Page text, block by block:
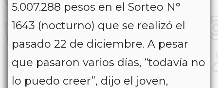
5.007.288 pesos en el Sorteo N°
1643 (nocturno) que se realizó el
pasado 22 de diciembre. A pesar
que pasaron varios días, “todavía no
lo puedo creer”, dijo el joven,